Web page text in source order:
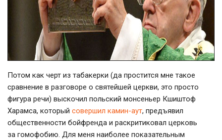
Потом как черт из табакерки (да простится мне такое
сравнение в разговоре о святейшей церкви, это просто
фигура речи) выскочил польский монсеньер Кшиштоф
Харамса, который совершил камин-аут, предъявил
общественности бойфренда и раскритиковал церковь
за гомофобию. Для меня наиболее показательным